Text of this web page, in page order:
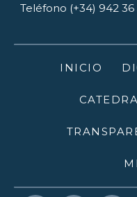
Teléfono (+34) 942 36
INICIO